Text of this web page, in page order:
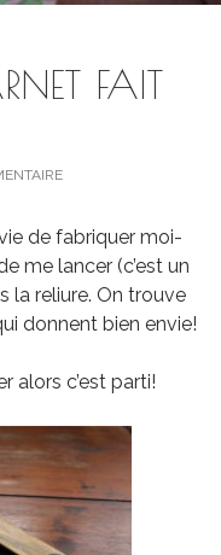
FAIT
de fabriquer moi-
me lancer (c’est un
la reliure. On trouve
donnent bien envie!
alors c’est parti!